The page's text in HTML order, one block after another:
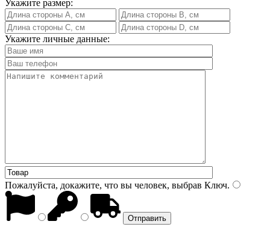
Укажите размер:
Укажите личные данные:
Пожалуйста, докажите, что вы человек, выбрав Ключ.